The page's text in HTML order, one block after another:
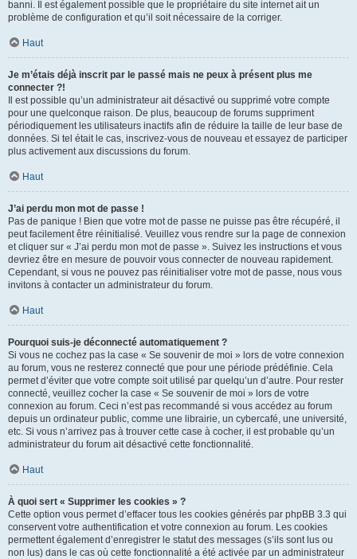
banni. Il est également possible que le propriétaire du site internet ait un
problème de configuration et qu’il soit nécessaire de la corriger.
Haut
Je m’étais déjà inscrit par le passé mais ne peux à présent plus me
connecter ?!
Il est possible qu’un administrateur ait désactivé ou supprimé votre compte
pour une quelconque raison. De plus, beaucoup de forums suppriment
périodiquement les utilisateurs inactifs afin de réduire la taille de leur base de
données. Si tel était le cas, inscrivez-vous de nouveau et essayez de participer
plus activement aux discussions du forum.
Haut
J’ai perdu mon mot de passe !
Pas de panique ! Bien que votre mot de passe ne puisse pas être récupéré, il
peut facilement être réinitialisé. Veuillez vous rendre sur la page de connexion
et cliquer sur « J’ai perdu mon mot de passe ». Suivez les instructions et vous
devriez être en mesure de pouvoir vous connecter de nouveau rapidement.
Cependant, si vous ne pouvez pas réinitialiser votre mot de passe, nous vous
invitons à contacter un administrateur du forum.
Haut
Pourquoi suis-je déconnecté automatiquement ?
Si vous ne cochez pas la case « Se souvenir de moi » lors de votre connexion
au forum, vous ne resterez connecté que pour une période prédéfinie. Cela
permet d’éviter que votre compte soit utilisé par quelqu’un d’autre. Pour rester
connecté, veuillez cocher la case « Se souvenir de moi » lors de votre
connexion au forum. Ceci n’est pas recommandé si vous accédez au forum
depuis un ordinateur public, comme une librairie, un cybercafé, une université,
etc. Si vous n’arrivez pas à trouver cette case à cocher, il est probable qu’un
administrateur du forum ait désactivé cette fonctionnalité.
Haut
À quoi sert « Supprimer les cookies » ?
Cette option vous permet d’effacer tous les cookies générés par phpBB 3.3 qui
conservent votre authentification et votre connexion au forum. Les cookies
permettent également d’enregistrer le statut des messages (s’ils sont lus ou
non lus) dans le cas où cette fonctionnalité a été activée par un administrateur